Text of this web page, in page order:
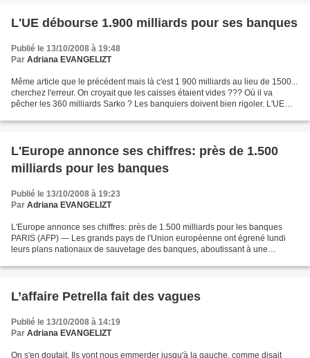
L'UE débourse 1.900 milliards pour ses banques
Publié le 13/10/2008 à 19:48
Par Adriana EVANGELIZT
Même article que le précédent mais là c'est 1 900 milliards au lieu de 1500...
cherchez l'erreur. On croyait que les caisses étaient vides ??? Où il va
pêcher les 360 milliards Sarko ? Les banquiers doivent bien rigoler. L'UE
L'Europe annonce ses chiffres: près de 1.500
milliards pour les banques
Publié le 13/10/2008 à 19:23
Par Adriana EVANGELIZT
L'Europe annonce ses chiffres: près de 1.500 milliards pour les banques
PARIS (AFP) — Les grands pays de l'Union européenne ont égrené lundi
leurs plans nationaux de sauvetage des banques, aboutissant à une
L’affaire Petrella fait des vagues
Publié le 13/10/2008 à 14:19
Par Adriana EVANGELIZT
On s'en doutait. Ils vont nous emmerder jusqu'à la gauche, comme disait